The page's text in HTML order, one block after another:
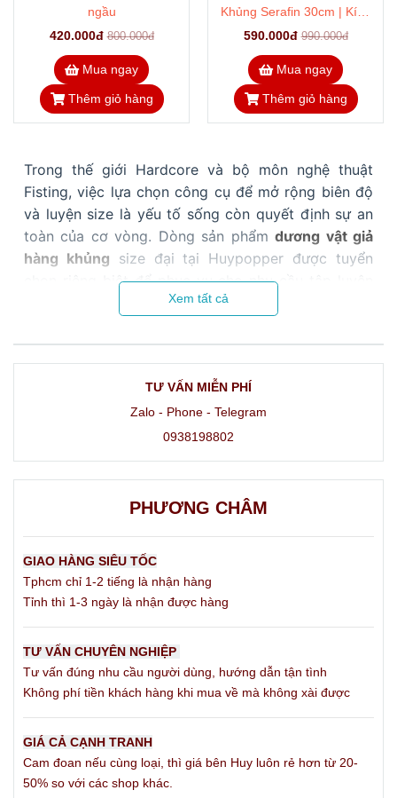
ngầu
420.000đ 800.000đ
Mua ngay
Thêm giỏ hàng
Khủng Serafin 30cm | Kích
Thước Super Size Cho Dân
590.000đ 990.000đ
Mua ngay
Thêm giỏ hàng
Trong thế giới Hardcore và bộ môn nghệ thuật
Fisting, việc lựa chọn công cụ để mở rộng biên độ
và luyện size là yếu tố sống còn quyết định sự an
toàn của cơ vòng. Dòng sản phẩmdương vật giả
hàng khủng size đại tại Huypopper được tuyển
chọn riêng biệt để phục vụ cho nhu cầu tập luyện
cường độ cao này. Thay vì các thỏi nhựa rỗng lỗi
tôi sử dụng 100% cấu trúc Silicon y tế đúc đặc
nặng tay, có độ dẻo co giãn sinh học vượt trội giúp
bạn từng bước chinh phục các giới hạn mới mà
không lo rách hay đau thắt.
Xem tất cả
TƯ VẤN MIỄN PHÍ
Zalo - Phone - Telegram
0938198802
PHƯƠNG CHÂM
GIAO HÀNG SIÊU TỐC
Tphcm chỉ 1-2 tiếng là nhận hàng
Tỉnh thì 1-3 ngày là nhận được hàng
TƯ VẤN CHUYÊN NGHIỆP
Tư vấn đúng nhu cầu người dùng, hướng dẫn tận tình
Không phí tiền khách hàng khi mua về mà không xài được
GIÁ CẢ CẠNH TRANH
Cam đoan nếu cùng loại, thì giá bên Huy luôn rẻ hơn từ 20-
50% so với các shop khác.